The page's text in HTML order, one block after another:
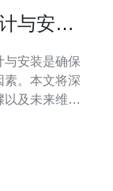
与安装
与安装是确保
素。本文将深
以及未来维护